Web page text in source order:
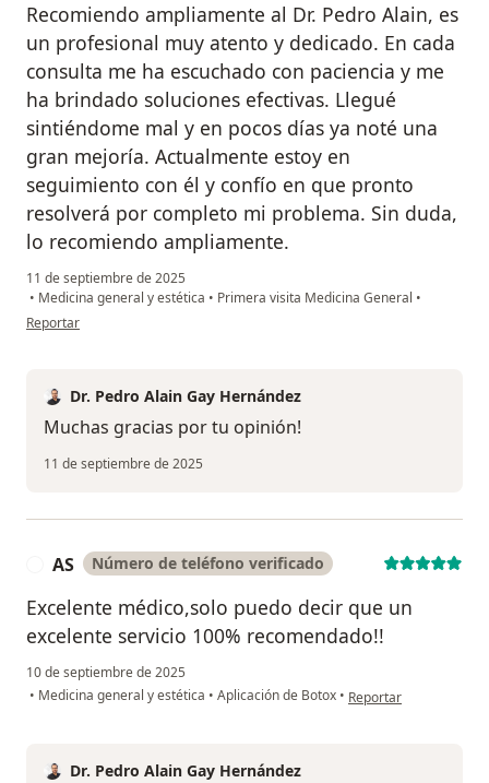
Recomiendo ampliamente al Dr. Pedro Alain, es
un profesional muy atento y dedicado. En cada
consulta me ha escuchado con paciencia y me
ha brindado soluciones efectivas. Llegué
sintiéndome mal y en pocos días ya noté una
gran mejoría. Actualmente estoy en
seguimiento con él y confío en que pronto
resolverá por completo mi problema. Sin duda,
lo recomiendo ampliamente.
11 de septiembre de 2025
• Medicina general y estética • Primera visita Medicina General •
en opinión del usuario Yessie Ramos
Reportar
Dr. Pedro Alain Gay Hernández
Muchas gracias por tu opinión!
11 de septiembre de 2025
AS Número de teléfono verificado
Excelente médico,solo puedo decir que un
excelente servicio 100% recomendado!!
10 de septiembre de 2025
• Medicina general y estética • Aplicación de Botox • en opinión del usuario
Reportar
Dr. Pedro Alain Gay Hernández